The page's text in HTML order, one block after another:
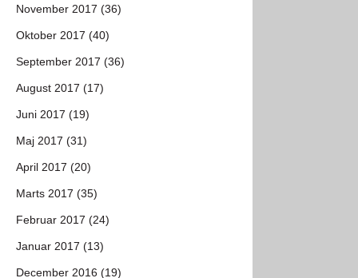
November 2017 (36)
Oktober 2017 (40)
September 2017 (36)
August 2017 (17)
Juni 2017 (19)
Maj 2017 (31)
April 2017 (20)
Marts 2017 (35)
Februar 2017 (24)
Januar 2017 (13)
December 2016 (19)